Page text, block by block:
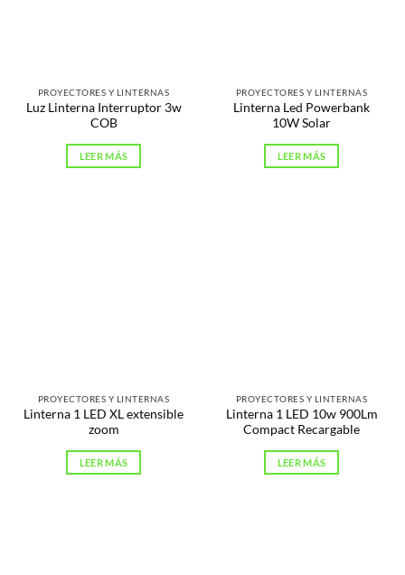
PROYECTORES Y LINTERNAS
Luz Linterna Interruptor 3w
COB
LEER MÁS
PROYECTORES Y LINTERNAS
Linterna Led Powerbank
10W Solar
LEER MÁS
PROYECTORES Y LINTERNAS
Linterna 1 LED XL extensible
zoom
LEER MÁS
PROYECTORES Y LINTERNAS
Linterna 1 LED 10w 900Lm
Compact Recargable
LEER MÁS